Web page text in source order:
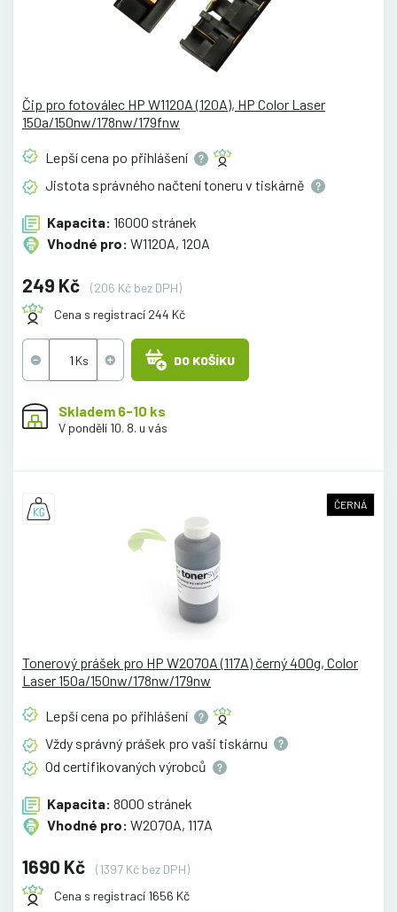
Čip pro fotoválec HP W1120A (120A), HP Color Laser
150a/150nw/178nw/179fnw
Lepší cena po přihlášení
Jistota správného načtení toneru v tiskárně
Kapacita: 16000 stránek
Vhodné pro: W1120A, 120A
249 Kč
(206 Kč bez DPH)
Cena s registrací 244 Kč
DO KOŠÍKU
Skladem 6-10 ks
V pondělí 10. 8. u vás
ČERNÁ
Tonerový prášek pro HP W2070A (117A) černý 400g, Color
Laser 150a/150nw/178nw/179nw
Lepší cena po přihlášení
Vždy správný prášek pro vaši tiskárnu
Od certifikovaných výrobců
Kapacita: 8000 stránek
Vhodné pro: W2070A, 117A
1690 Kč
(1397 Kč bez DPH)
Cena s registrací 1656 Kč